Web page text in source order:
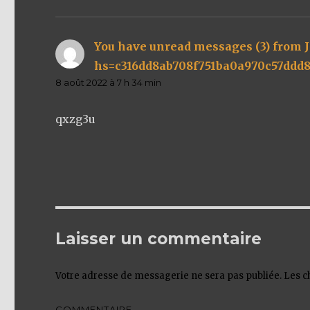
You have unread messages (3)
8 août 2022 à 7 h 34 min
qxzg3u
Laisser un commentaire
Votre adresse de messagerie ne sera pas publiée. Les